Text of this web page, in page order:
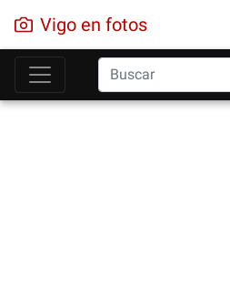
Vigo en fotos